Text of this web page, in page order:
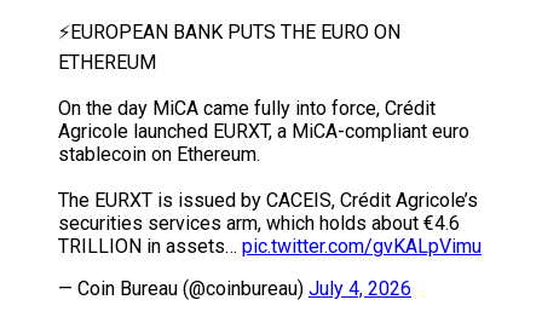
⚡️EUROPEAN BANK PUTS THE EURO ON
ETHEREUM
On the day MiCA came fully into force, Crédit
Agricole launched EURXT, a MiCA-compliant euro
stablecoin on Ethereum.
The EURXT is issued by CACEIS, Crédit Agricole’s
securities services arm, which holds about €4.6
TRILLION in assets… pic.twitter.com/gvKALpVimu
— Coin Bureau (@coinbureau) July 4, 2026